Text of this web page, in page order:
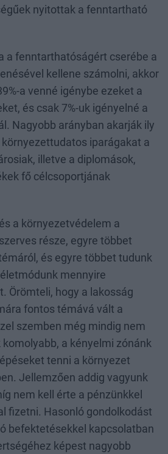
nyitottak a fenntartható
a fenntarthatóságért cserébe a
kellene számolni, akkor
a venné igénybe ezeket a
és csak 7%-uk igényelné a
Nagyobb arányban akarják ily
iparágakat a
illetve a diplomások,
fő célcsoportjának
a környezetvédelem a
része, egyre többet
és egyre többet tudunk
mennyire
Örömteli, hogy a lakosság
fontos témává vált a
szemben még mindig nem
a kényelmi zónánk
tenni a környezet
Jellemzően addig vagyunk
nem kell érte a pénzünkkel
fizetni. Hasonló gondolkodást
befektetésekkel kapcsolatban
képest nagyobb